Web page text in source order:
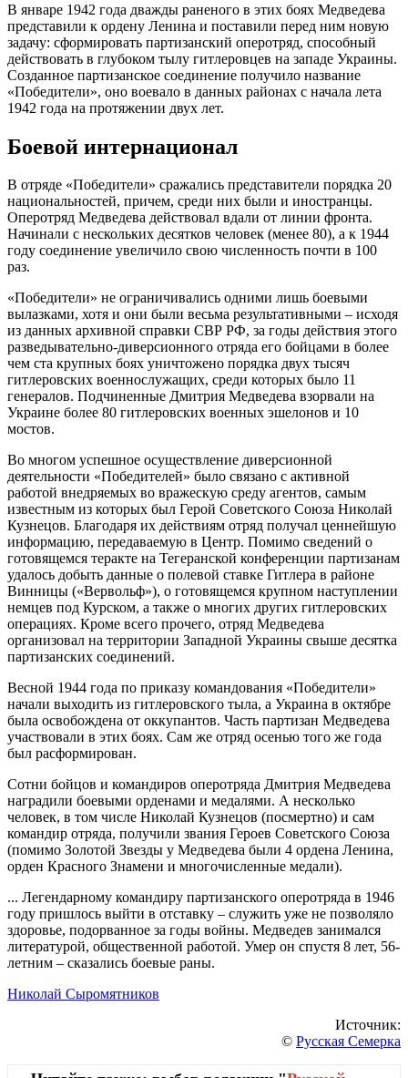
В январе 1942 года дважды раненого в этих боях Медведева
представили к ордену Ленина и поставили перед ним новую
задачу: сформировать партизанский оперотряд, способный
действовать в глубоком тылу гитлеровцев на западе Украины.
Созданное партизанское соединение получило название
«Победители», оно воевало в данных районах с начала лета
1942 года на протяжении двух лет.
Боевой интернационал
В отряде «Победители» сражались представители порядка 20
национальностей, причем, среди них были и иностранцы.
Оперотряд Медведева действовал вдали от линии фронта.
Начинали с нескольких десятков человек (менее 80), а к 1944
году соединение увеличило свою численность почти в 100
раз.
«Победители» не ограничивались одними лишь боевыми
вылазками, хотя и они были весьма результативными – исходя
из данных архивной справки СВР РФ, за годы действия этого
разведывательно-диверсионного отряда его бойцами в более
чем ста крупных боях уничтожено порядка двух тысяч
гитлеровских военнослужащих, среди которых было 11
генералов. Подчиненные Дмитрия Медведева взорвали на
Украине более 80 гитлеровских военных эшелонов и 10
мостов.
Во многом успешное осуществление диверсионной
деятельности «Победителей» было связано с активной
работой внедряемых во вражескую среду агентов, самым
известным из которых был Герой Советского Союза Николай
Кузнецов. Благодаря их действиям отряд получал ценнейшую
информацию, передаваемую в Центр. Помимо сведений о
готовящемся теракте на Тегеранской конференции партизанам
удалось добыть данные о полевой ставке Гитлера в районе
Винницы («Вервольф»), о готовящемся крупном наступлении
немцев под Курском, а также о многих других гитлеровских
операциях. Кроме всего прочего, отряд Медведева
организовал на территории Западной Украины свыше десятка
партизанских соединений.
Весной 1944 года по приказу командования «Победители»
начали выходить из гитлеровского тыла, а Украина в октябре
была освобождена от оккупантов. Часть партизан Медведева
участвовали в этих боях. Сам же отряд осенью того же года
был расформирован.
Сотни бойцов и командиров оперотряда Дмитрия Медведева
наградили боевыми орденами и медалями. А несколько
человек, в том числе Николай Кузнецов (посмертно) и сам
командир отряда, получили звания Героев Советского Союза
(помимо Золотой Звезды у Медведева были 4 ордена Ленина,
орден Красного Знамени и многочисленные медали).
... Легендарному командиру партизанского оперотряда в 1946
году пришлось выйти в отставку – служить уже не позволяло
здоровье, подорванное за годы войны. Медведев занимался
литературой, общественной работой. Умер он спустя 8 лет, 56-
летним – сказались боевые раны.
Николай Сыромятников
Источник:
© Русская Семерка